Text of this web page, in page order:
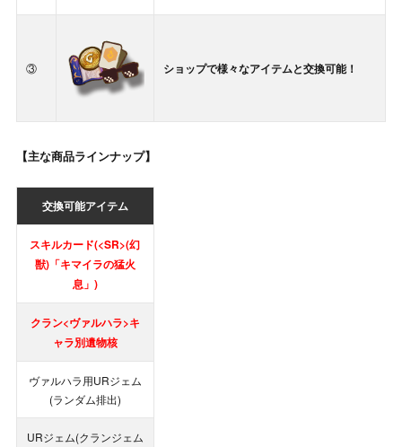
③ ショップで様々なアイテムと交換可能！
【主な商品ラインナップ】
交換可能アイテム
スキルカード(<SR>(幻
獣)「キマイラの猛火
息」)
クラン<ヴァルハラ>キ
ャラ別遺物核
ヴァルハラ用URジェム
(ランダム排出)
URジェム(クランジェム